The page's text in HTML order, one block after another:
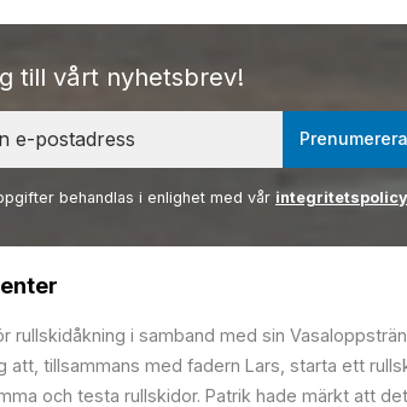
till vårt nyhetsbrev!
Prenumerera
behandlas i enlighet med vår integritetspolicy
rullskidåkning i samband med sin
att, tillsammans med fadern Lars, starta ett
och testa rullskidor. Patrik hade märkt att